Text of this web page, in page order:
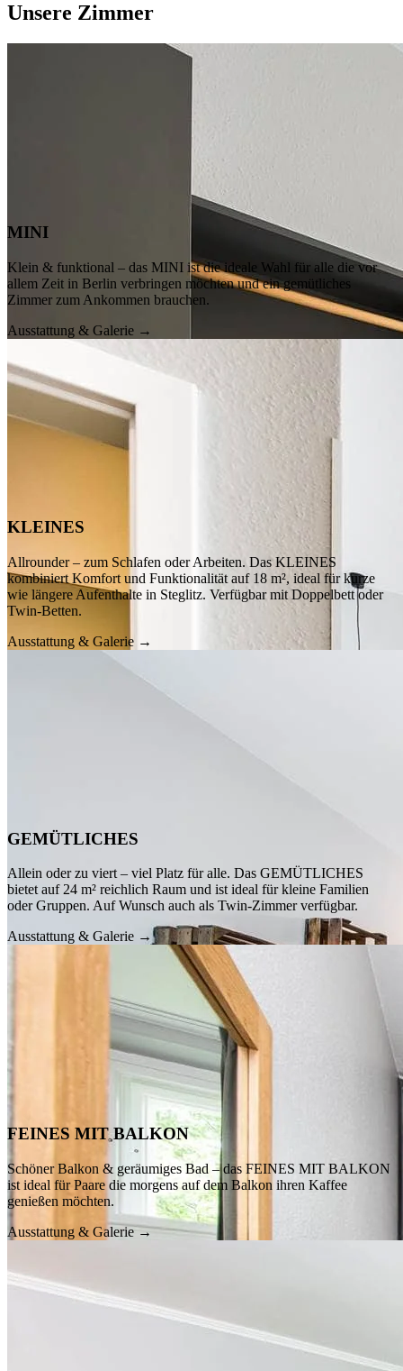
Unsere Zimmer
Details anzeigen
MINI
Klein & funktional – das MINI ist die ideale Wahl für alle die vor
allem Zeit in Berlin verbringen möchten und ein gemütliches
Zimmer zum Ankommen brauchen.
Ausstattung & Galerie →
KLEINES
Allrounder – zum Schlafen oder Arbeiten. Das KLEINES
kombiniert Komfort und Funktionalität auf 18 m², ideal für kurze
wie längere Aufenthalte in Steglitz. Verfügbar mit Doppelbett oder
Twin-Betten.
Ausstattung & Galerie →
GEMÜTLICHES
Allein oder zu viert – viel Platz für alle. Das GEMÜTLICHES
bietet auf 24 m² reichlich Raum und ist ideal für kleine Familien
oder Gruppen. Auf Wunsch auch als Twin-Zimmer verfügbar.
Ausstattung & Galerie →
FEINES MIT BALKON
Schöner Balkon & geräumiges Bad – das FEINES MIT BALKON
ist ideal für Paare die morgens auf dem Balkon ihren Kaffee
genießen möchten.
Ausstattung & Galerie →